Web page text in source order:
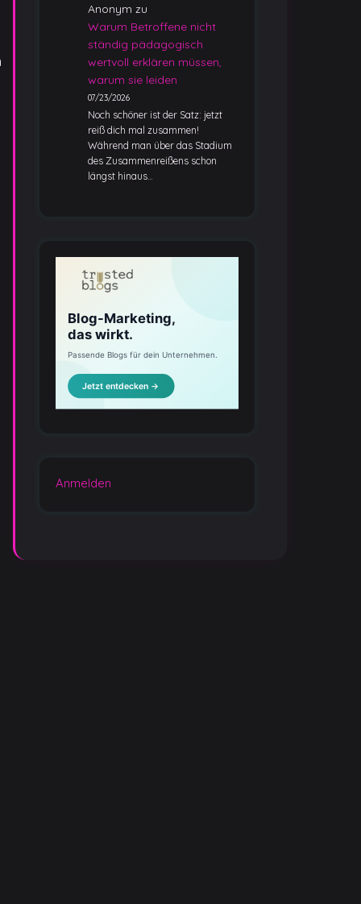
Anonym zu
Warum Betroffene nicht
ständig pädagogisch
wertvoll erklären müssen,
warum sie leiden
07/23/2026
Noch schöner ist der Satz: jetzt
reiß dich mal zusammen!
Während man über das Stadium
des Zusammenreißens schon
längst hinaus…
Anmelden